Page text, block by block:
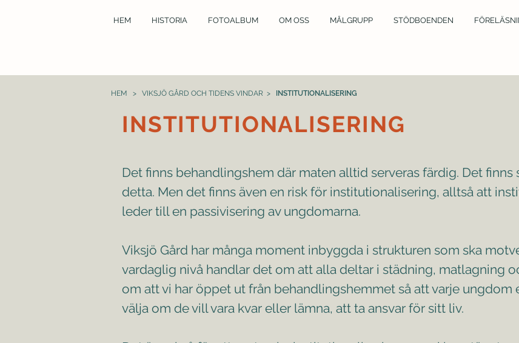
HEM HISTORIA FOTOALBUM OM OSS MÅLGRUPP STÖDBOENDEN
HEM > VIKSJÖ GÅRD OCH TIDENS VINDAR > INSTITUTIONALISERING
INSTITUTIONALISERING
Det finns behandlingshem där maten alltid serveras färdig. Det
detta. Men det finns även en risk för institutionalisering, alltså att
leder till en passivisering av ungdomarna.
Viksjö Gård har många moment inbyggda i strukturen som ska
vardaglig nivå handlar det om att alla deltar i städning, matlagning
om att vi har öppet ut från behandlingshemmet så att varje ungdom
välja om de vill vara kvar eller lämna, att ta ansvar för sitt liv.